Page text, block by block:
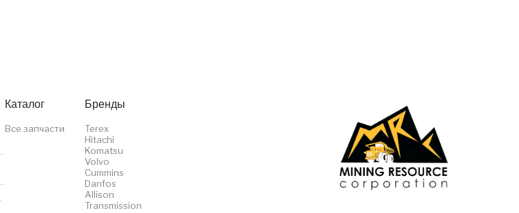
Каталог
Все запчасти
Бренды
Terex
Hitachi
Komatsu
Volvo
Cummins
Danfos
Allison
Transmission